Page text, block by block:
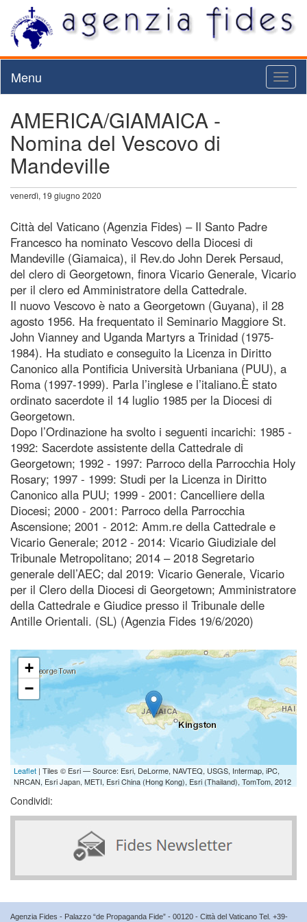
Menu
AMERICA/GIAMAICA -
Nomina del Vescovo di
Mandeville
venerdì, 19 giugno 2020
Città del Vaticano (Agenzia Fides) – Il Santo Padre
Francesco ha nominato Vescovo della Diocesi di
Mandeville (Giamaica), il Rev.do John Derek Persaud,
del clero di Georgetown, finora Vicario Generale, Vicario
per il clero ed Amministratore della Cattedrale.
Il nuovo Vescovo è nato a Georgetown (Guyana), il 28
agosto 1956. Ha frequentato il Seminario Maggiore St.
John Vianney and Uganda Martyrs a Trinidad (1975-
1984). Ha studiato e conseguito la Licenza in Diritto
Canonico alla Pontificia Università Urbaniana (PUU), a
Roma (1997-1999). Parla l’inglese e l’italiano.È stato
ordinato sacerdote il 14 luglio 1985 per la Diocesi di
Georgetown.
Dopo l’Ordinazione ha svolto i seguenti incarichi: 1985 -
1992: Sacerdote assistente della Cattedrale di
Georgetown; 1992 - 1997: Parroco della Parrocchia Holy
Rosary; 1997 - 1999: Studi per la Licenza in Diritto
Canonico alla PUU; 1999 - 2001: Cancelliere della
Diocesi; 2000 - 2001: Parroco della Parrocchia
Ascensione; 2001 - 2012: Amm.re della Cattedrale e
Vicario Generale; 2012 - 2014: Vicario Giudiziale del
Tribunale Metropolitano; 2014 – 2018 Segretario
generale dell’AEC; dal 2019: Vicario Generale, Vicario
per il Clero della Diocesi di Georgetown; Amministratore
della Cattedrale e Giudice presso il Tribunale delle
Antille Orientali. (SL) (Agenzia Fides 19/6/2020)
+
−
Leaflet | Tiles © Esri — Source: Esri, DeLorme, NAVTEQ, USGS, Intermap, iPC,
NRCAN, Esri Japan, METI, Esri China (Hong Kong), Esri (Thailand), TomTom, 2012
Condividi:
Agenzia Fides - Palazzo “de Propaganda Fide” - 00120 - Città del Vaticano Tel. +39-